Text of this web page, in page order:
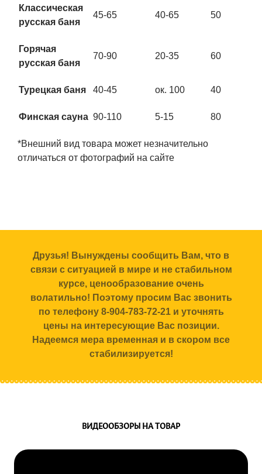
Классическая
русская баня
45-65 40-65 50
Горячая
русская баня
70-90 20-35 60
Турецкая баня 40-45 ок. 100 40
Финская сауна 90-110 5-15 80
*Внешний вид товара может незначительно
отличаться от фотографий на сайте
Друзья! Вынуждены сообщить Вам, что в
связи с ситуацией в мире и не стабильном
курсе, ценообразование очень
волатильно! Поэтому просим Вас звонить
по телефону 8-904-783-72-21 и уточнять
цены на интересующие Вас позиции.
Надеемся мера временная и в скором все
стабилизируется!
ВИДЕООБЗОРЫ НА ТОВАР